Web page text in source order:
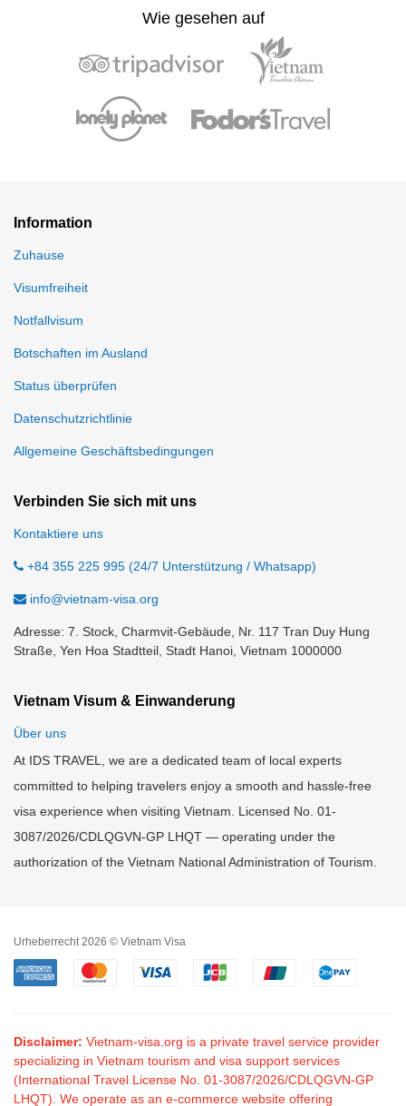
Wie gesehen auf
Information
Zuhause
Visumfreiheit
Notfallvisum
Botschaften im Ausland
Status überprüfen
Datenschutzrichtlinie
Allgemeine Geschäftsbedingungen
Verbinden Sie sich mit uns
Kontaktiere uns
+84 355 225 995 (24/7 Unterstützung / Whatsapp)
info@vietnam-visa.org
Adresse: 7. Stock, Charmvit-Gebäude, Nr. 117 Tran Duy Hung
Straße, Yen Hoa Stadtteil, Stadt Hanoi, Vietnam 1000000
Vietnam Visum & Einwanderung
Über uns
At IDS TRAVEL, we are a dedicated team of local experts
committed to helping travelers enjoy a smooth and hassle-free
visa experience when visiting Vietnam. Licensed No. 01-
3087/2026/CDLQGVN-GP LHQT — operating under the
authorization of the Vietnam National Administration of Tourism.
Urheberrecht 2026 © Vietnam Visa
Disclaimer: Vietnam-visa.org is a private travel service provider
specializing in Vietnam tourism and visa support services
(International Travel License No. 01-3087/2026/CDLQGVN-GP
LHQT). We operate as an e-commerce website offering